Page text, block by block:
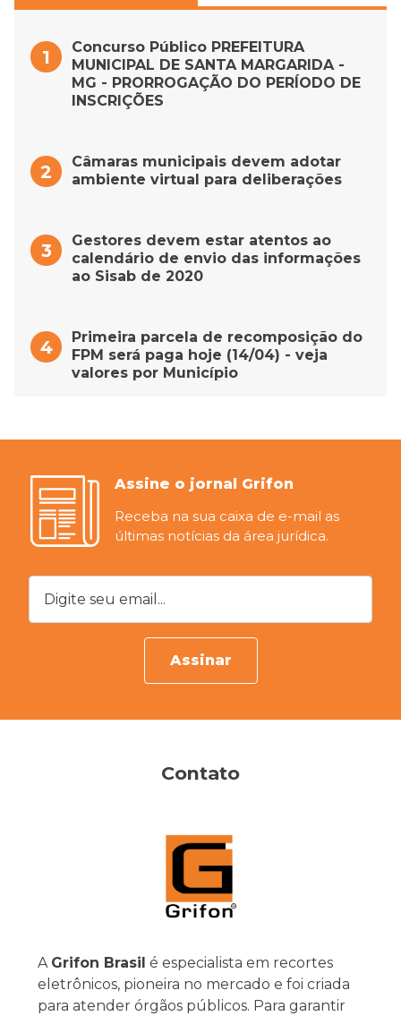
Concurso Público PREFEITURA
MUNICIPAL DE SANTA MARGARIDA -
MG - PRORROGAÇÃO DO PERÍODO DE
INSCRIÇÕES
Câmaras municipais devem adotar
ambiente virtual para deliberações
Gestores devem estar atentos ao
calendário de envio das informações
ao Sisab de 2020
Primeira parcela de recomposição do
FPM será paga hoje (14/04) - veja
valores por Município
Assine o jornal Grifon
Receba na sua caixa de e-mail as
últimas notícias da área jurídica.
Digite seu email...
Assinar
Contato
A Grifon Brasil é especialista em recortes
eletrônicos, pioneira no mercado e foi criada
para atender órgãos públicos. Para garantir